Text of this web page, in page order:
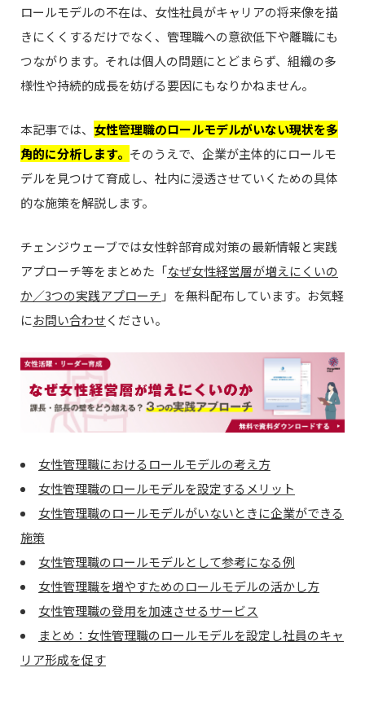
ロールモデルの不在は、女性社員がキャリアの将来像を描
きにくくするだけでなく、管理職への意欲低下や離職にも
つながります。それは個人の問題にとどまらず、組織の多
様性や持続的成長を妨げる要因にもなりかねません。
本記事では、 女性管理職のロールモデルがいない現状を多
角的に分析します。 そのうえで、企業が主体的にロールモ
デルを見つけて育成し、社内に浸透させていくための具体
的な施策を解説します。
チェンジウェーブでは女性幹部育成対策の最新情報と実践
アプローチ等をまとめた「なぜ女性経営層が増えにくいの
か／3つの実践アプローチ 」を無料配布しています。お気軽
にお問い合わせください。
女性管理職におけるロールモデルの考え方
女性管理職のロールモデルを設定するメリット
女性管理職のロールモデルがいないときに企業ができる
施策
女性管理職のロールモデルとして参考になる例
女性管理職を増やすためのロールモデルの活かし方
女性管理職の登用を加速させるサービス
まとめ：女性管理職のロールモデルを設定し社員のキャ
リア形成を促す